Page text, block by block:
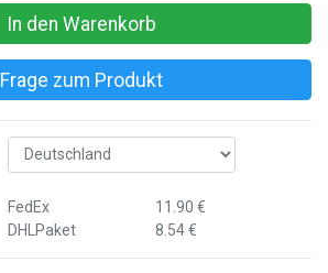
In den Warenkorb
Frage zum Produkt
FedEx
DHLPaket
11.90 €
8.54 €